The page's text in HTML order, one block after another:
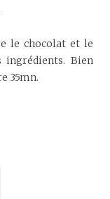
le chocolat et le
Bien
35mn.